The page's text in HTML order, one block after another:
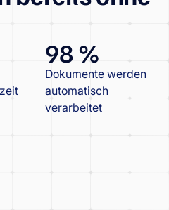
98 %
Dokumente werden
automatisch
verarbeitet